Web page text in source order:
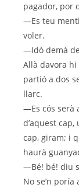
pagador, por
—Es teu
voler.
—Idò demà
Allà davora
partió a dos
llarc.
—Es cós serà
d’aquest
cap, giram; i
haurà
—Bé! bé! diu
No se’n